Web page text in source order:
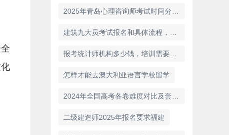
怎样才能去澳大利亚语言学校留学
二级建造师2025年报名要求福建